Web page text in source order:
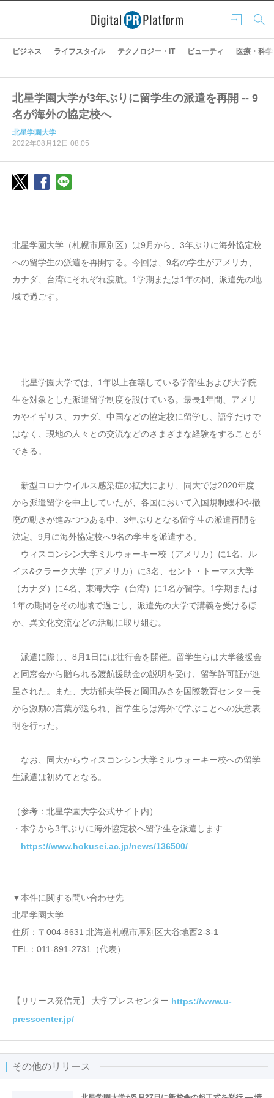
ログ
イン
検索
メニ
ュー
ビジネス ライフスタイル テクノロジー・IT ビューティ 医療・科学
北星学園大学が3年ぶりに留学生の派遣を再開 -- 9
名が海外の協定校へ
北星学園大学
2022年08月12日 08:05
北星学園大学（札幌市厚別区）は9月から、3年ぶりに海外協定校
への留学生の派遣を再開する。今回は、9名の学生がアメリカ、
カナダ、台湾にそれぞれ渡航。1学期または1年の間、派遣先の地
域で過ごす。
北星学園大学では、1年以上在籍している学部生および大学院
生を対象とした派遣留学制度を設けている。最長1年間、アメリ
カやイギリス、カナダ、中国などの協定校に留学し、語学だけで
はなく、現地の人々との交流などのさまざまな経験をすることが
できる。
新型コロナウイルス感染症の拡大により、同大では2020年度
から派遣留学を中止していたが、各国において入国規制緩和や撤
廃の動きが進みつつある中、3年ぶりとなる留学生の派遣再開を
決定。9月に海外協定校へ9名の学生を派遣する。
ウィスコンシン大学ミルウォーキー校（アメリカ）に1名、ル
イス&クラーク大学（アメリカ）に3名、セント・トーマス大学
（カナダ）に4名、東海大学（台湾）に1名が留学。1学期または
1年の期間をその地域で過ごし、派遣先の大学で講義を受けるほ
か、異文化交流などの活動に取り組む。
派遣に際し、8月1日には壮行会を開催。留学生らは大学後援会
と同窓会から贈られる渡航援助金の説明を受け、留学許可証が進
呈された。また、大坊郁夫学長と岡田みさを国際教育センター長
から激励の言葉が送られ、留学生らは海外で学ぶことへの決意表
明を行った。
なお、同大からウィスコンシン大学ミルウォーキー校への留学
生派遣は初めてとなる。
（参考：北星学園大学公式サイト内）
・本学から3年ぶりに海外協定校へ留学生を派遣します
https://www.hokusei.ac.jp/news/136500/
▼本件に関する問い合わせ先
北星学園大学
住所：〒004-8631 北海道札幌市厚別区大谷地西2-3-1
TEL：011-891-2731（代表）
【リリース発信元】 大学プレスセンター https://www.u-
presscenter.jp/
その他のリリース